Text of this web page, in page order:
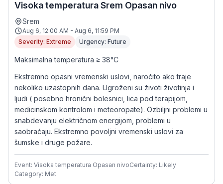
Visoka temperatura Srem Opasan nivo
Srem
Aug 6, 12:00 AM - Aug 6, 11:59 PM
Severity: Extreme
Urgency: Future
Maksimalna temperatura ≥ 38°C
Ekstremno opasni vremenski uslovi, naročito ako traje
nekoliko uzastopnih dana. Ugroženi su životi životinja i
ljudi ( posebno hronični bolesnici, lica pod terapijom,
medicinskom kontrolom i meteoropate). Ozbiljni problemi u
snabdevanju električnom energijom, problemi u
saobraćaju. Ekstremno povoljni vremenski uslovi za
šumske i druge požare.
Event: Visoka temperatura Opasan nivoCertainty: Likely
Category: Met